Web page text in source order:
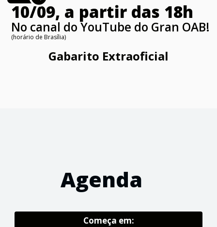
10/09, a partir das 18h
No canal do YouTube do Gran OAB!
(horário de Brasília)
Gabarito Extraoficial
Agenda
Começa em: